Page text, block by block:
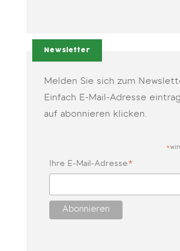
Newsletter
Melden Sie sich zum
Einfach E-Mail-Adresse
auf abonnieren klicken.
*
Ihre E-Mail-Adresse*